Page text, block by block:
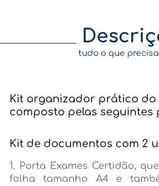
tudo o que
Kit organizador prático do
composto pelas seguintes
Kit de documentos com 2
1. Porta Exames Certidão,
folha tamanho A4 e